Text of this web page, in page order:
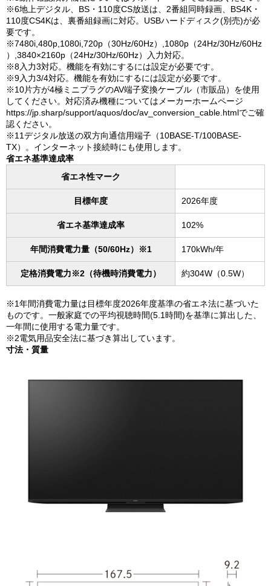
※6地上デジタル、BS・110度CS放送は、2番組同時録画、BS4K・
110度CS4Kは、裏番組録画に対応。USBハードディスク(別売)が必
要です。
※7480i,480p,1080i,720p（30Hz/60Hz）,1080p（24Hz/30Hz/60Hz
）,3840×2160p（24Hz/30Hz/60Hz）入力対応。
※8入力3対応。機能を有効にするには設定が必要です。
※9入力3/4対応。機能を有効にするには設定が必要です。
※10片方が4極ミニプラグのAV端子変換ケーブル（市販品）を使用
してください。対応済み機種についてはメーカーホームページ
https://jp.sharp/support/aquos/doc/av_conversion_cable.htmlでご確
認ください。
※11デジタル放送の双方向通信用端子（10BASE-T/100BASE-
TX）。インターネット接続時にも使用します。
省エネ基準達成率
省エネ性マーク
目標年度 2026年度
省エネ基準達成率 102%
年間消費電力量（50/60Hz）※1 170kWh/年
定格消費電力※2（待機時消費電力） 約304W（0.5W）
※1年間消費電力量は目標年度2026年度基準の省エネ法に基づいた
ものです。一般家庭での平均視聴時間(5.1時間)を基準に算出した、
一年間に使用する電力量です。
※2電気用品安全法に基づき算出しています。
寸法・質量